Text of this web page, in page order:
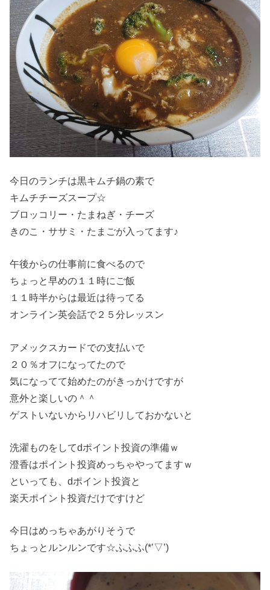
今日のランチは黒キムチ鍋の素で
キムチチーズスープ☆
ブロッコリー・たまねぎ・チーズ
きのこ・ササミ・たまごが入ってます♪
午後からの仕事前に食べるので
ちょっと早めの１１時にご飯
１１時半からは最近は待ってる
オンライン英会話で２５分レッスン
アメックスカードでの支払いで
２０％オフになってたので
気になってて始めたのがきっかけですが
意外と楽しいの＾＾
ゲストいないからリハビリしておかないと
洗濯ものをしてdポイント投資の準備ｗ
澄香はポイント投資めっちゃやってますｗ
といっても、dポイント投資と
楽天ポイント投資だけですけど
今日はめっちゃあがりそうで
ちょっとルンルンです☆ふふふ(*’▽’)